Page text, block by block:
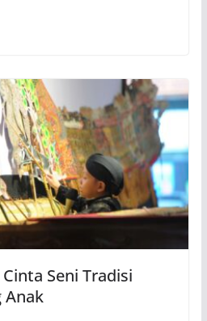
Seni Tradisi
Anak